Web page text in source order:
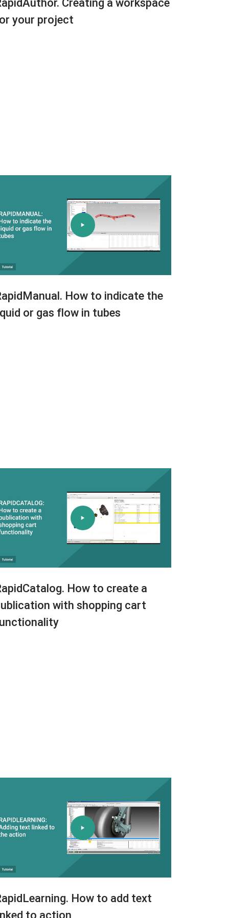
your project
How to indicate the
or gas flow in tubes
How to create a
with shopping cart
How to add text